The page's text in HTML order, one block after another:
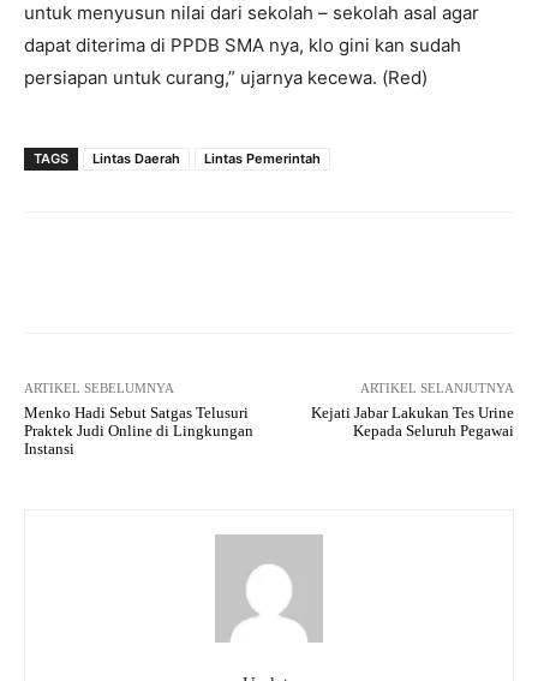
untuk menyusun nilai dari sekolah – sekolah asal agar
dapat diterima di PPDB SMA nya, klo gini kan sudah
persiapan untuk curang,” ujarnya kecewa. (Red)
TAGS Lintas Daerah Lintas Pemerintah
ARTIKEL SEBELUMNYA
Menko Hadi Sebut Satgas Telusuri
Praktek Judi Online di Lingkungan
Instansi
ARTIKEL SELANJUTNYA
Kejati Jabar Lakukan Tes Urine
Kepada Seluruh Pegawai